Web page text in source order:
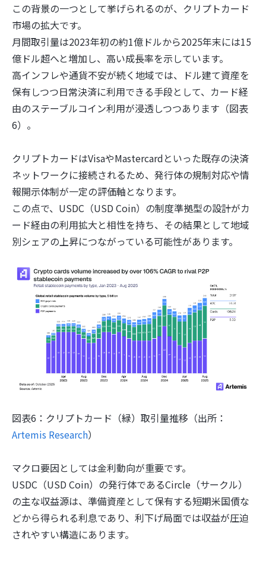
この背景の一つとして挙げられるのが、クリプトカード
市場の拡大です。
月間取引量は2023年初の約1億ドルから2025年末には15
億ドル超へと増加し、高い成長率を示しています。
高インフレや通貨不安が続く地域では、ドル建て資産を
保有しつつ日常決済に利用できる手段として、カード経
由のステーブルコイン利用が浸透しつつあります（図表
6）。
クリプトカードはVisaやMastercardといった既存の決済
ネットワークに接続されるため、発行体の規制対応や情
報開示体制が一定の評価軸となります。
この点で、USDC（USD Coin）の制度準拠型の設計がカ
ード経由の利用拡大と相性を持ち、その結果として地域
別シェアの上昇につながっている可能性があります。
図表6：クリプトカード（緑）取引量推移（出所：
Artemis Research）
マクロ要因としては金利動向が重要です。
USDC（USD Coin）の発行体であるCircle（サークル）
の主な収益源は、準備資産として保有する短期米国債な
どから得られる利息であり、利下げ局面では収益が圧迫
されやすい構造にあります。